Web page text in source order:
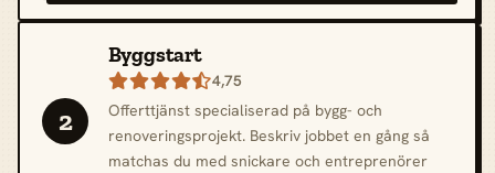
2
Byggstart
4,75
Offerttjänst specialiserad på bygg- och
renoveringsprojekt. Beskriv jobbet en gång så
matchas du med snickare och entreprenörer